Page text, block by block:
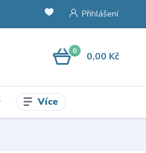
Přihlášení
0 0,00 Kč
Více